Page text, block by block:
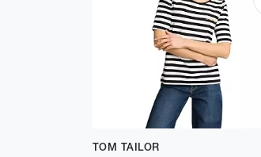
TOM TAILOR